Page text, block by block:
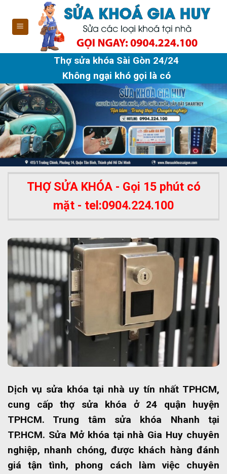
content
Thợ sửa khóa Sài Gòn 24/24
Không ngại khó gọi là có
Dịch vụ sửa khóa tại nhà uy tín nhất TPHCM,
cung cấp thợ sửa khóa ở 24 quận huyện
TPHCM. Trung tâm sửa khóa Nhanh tại
TP.HCM. Sửa Mở khóa tại nhà Gia Huy chuyên
nghiệp, nhanh chóng, được khách hàng đánh
giá tận tình, phong cách làm việc chuyên
THỢ SỬA KHÓA - Gọi 15 phút có
mặt - tel:0904.224.100